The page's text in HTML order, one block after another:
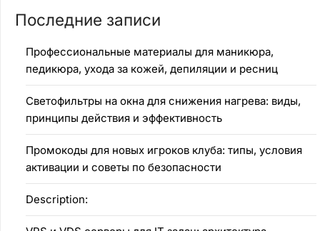
Последние записи
Профессиональные материалы для маникюра,
педикюра, ухода за кожей, депиляции и ресниц
Светофильтры на окна для снижения нагрева: виды,
принципы действия и эффективность
Промокоды для новых игроков клуба: типы, условия
активации и советы по безопасности
Description: